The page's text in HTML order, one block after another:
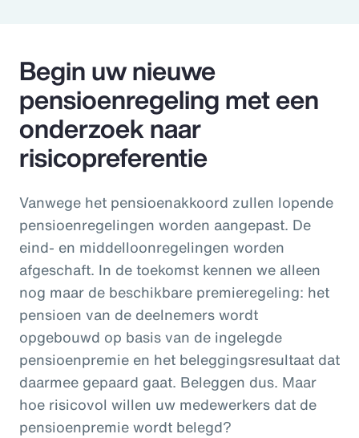
Begin uw nieuwe
pensioenregeling met een
onderzoek naar
risicopreferentie
Vanwege het pensioenakkoord zullen lopende
pensioenregelingen worden aangepast. De
eind- en middelloonregelingen worden
afgeschaft. In de toekomst kennen we alleen
nog maar de beschikbare premieregeling: het
pensioen van de deelnemers wordt
opgebouwd op basis van de ingelegde
pensioenpremie en het beleggingsresultaat dat
daarmee gepaard gaat. Beleggen dus. Maar
hoe risicovol willen uw medewerkers dat de
pensioenpremie wordt belegd?